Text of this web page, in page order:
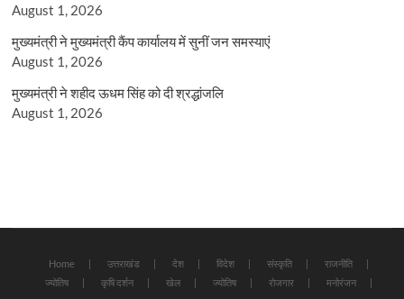
August 1, 2026
मुख्यमंत्री ने मुख्यमंत्री कैंप कार्यालय में सुनीं जन समस्याएं
August 1, 2026
मुख्यमंत्री ने शहीद ऊधम सिंह को दी श्रद्धांजलि
August 1, 2026
Home उत्तराखंड देश विदेश संस्कृति
राजनीति
ज्योतिष
कृषि दर्शन खेल ज्योतिष रोजगार
मनोरंजन